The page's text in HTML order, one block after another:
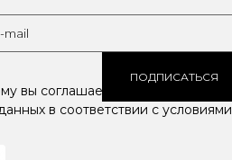
ПОДПИСАТЬСЯ
вы соглашаетесь на обработку
в соответствии с условиями